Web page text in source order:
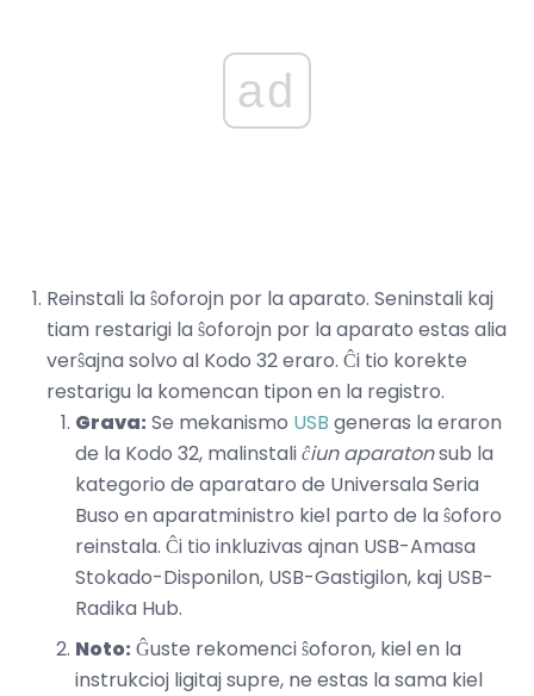
ad
Reinstali la ŝoforojn por la aparato. Seninstali kaj
tiam restarigi la ŝoforojn por la aparato estas alia
verŝajna solvo al Kodo 32 eraro. Ĉi tio korekte
restarigu la komencan tipon en la registro.
Grava: Se mekanismo USB generas la eraron
de la Kodo 32, malinstaliĉiun aparatonsub la
kategorio de aparataro de Universala Seria
Buso en aparatministro kiel parto de la ŝoforo
reinstala. Ĉi tio inkluzivas ajnan USB-Amasa
Stokado-Disponilon, USB-Gastigilon, kaj USB-
Radika Hub.
Noto: Ĝuste rekomenci ŝoforon, kiel en la
instrukcioj ligitaj supre, ne estas la sama kiel